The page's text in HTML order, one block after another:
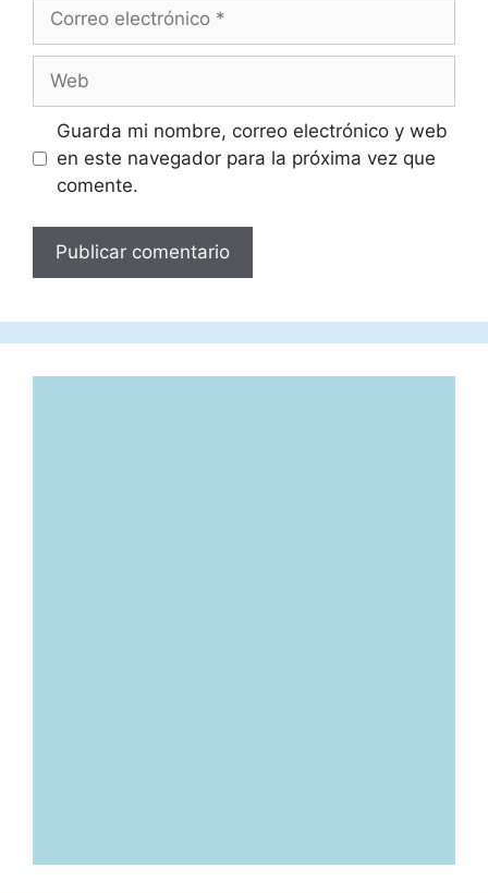
electrónico
Guarda mi nombre, correo electrónico y web
en este navegador para la próxima vez que
comente.